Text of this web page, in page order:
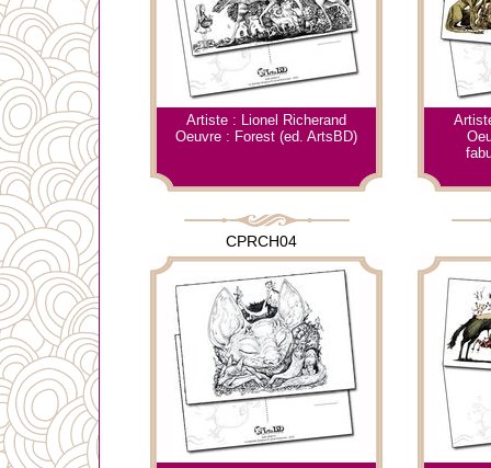
Artiste : Lionel Richerand
Oeuvre : Forest (ed. ArtsBD)
CPRCH04